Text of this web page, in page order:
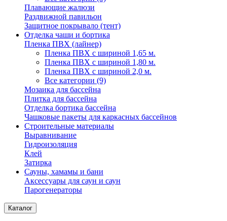
Плавающие жалюзи
Раздвижной павильон
Защитное покрывало (тент)
Отделка чаши и бортика
Пленка ПВХ (лайнер)
Пленка ПВХ с шириной 1,65 м.
Пленка ПВХ с шириной 1,80 м.
Пленка ПВХ с шириной 2,0 м.
Все категории (9)
Мозаика для бассейна
Плитка для бассейна
Отделка бортика бассейна
Чашковые пакеты для каркасных бассейнов
Строительные материалы
Выравнивание
Гидроизоляция
Клей
Затирка
Сауны, хамамы и бани
Аксессуары для саун и саун
Парогенераторы
Каталог